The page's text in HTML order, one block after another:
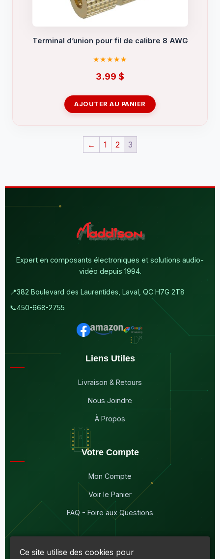
Terminal d’union pour fil de calibre 8 AWG
3.99 $
AJOUTER AU PANIER
← 1 2 3
Expert en composants électroniques et solutions audio-
vidéo depuis 1994.
📍382 Boulevard des Laurentides, Laval, QC H7G 2T8
📞450-668-2755
Liens Utiles
Livraison & Retours
Nous Joindre
À Propos
Votre Compte
Mon Compte
Voir le Panier
FAQ - Foire aux Questions
Ce site utilise des cookies pour